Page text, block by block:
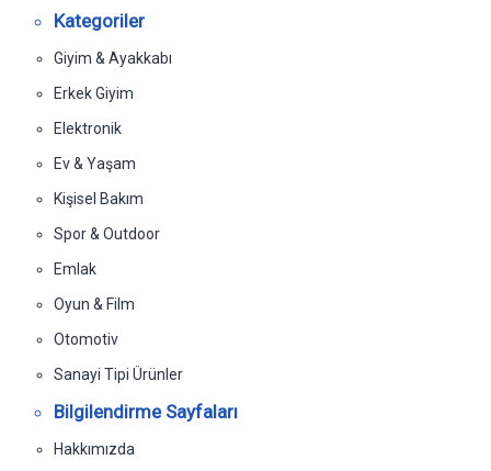
Kategoriler
Giyim & Ayakkabı
Erkek Giyim
Elektronik
Ev & Yaşam
Kişisel Bakım
Spor & Outdoor
Emlak
Oyun & Film
Otomotiv
Sanayi Tipi Ürünler
Bilgilendirme Sayfaları
Hakkımızda